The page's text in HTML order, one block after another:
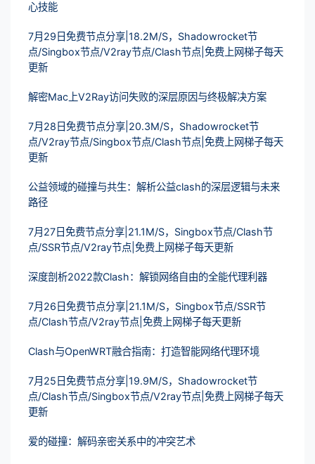
心技能
7月29日免费节点分享|18.2M/S，Shadowrocket节
点/Singbox节点/V2ray节点/Clash节点|免费上网梯子每天
更新
解密Mac上V2Ray访问失败的深层原因与终极解决方案
7月28日免费节点分享|20.3M/S，Shadowrocket节
点/V2ray节点/Singbox节点/Clash节点|免费上网梯子每天
更新
公益领域的碰撞与共生：解析公益clash的深层逻辑与未来
路径
7月27日免费节点分享|21.1M/S，Singbox节点/Clash节
点/SSR节点/V2ray节点|免费上网梯子每天更新
深度剖析2022款Clash：解锁网络自由的全能代理利器
7月26日免费节点分享|21.1M/S，Singbox节点/SSR节
点/Clash节点/V2ray节点|免费上网梯子每天更新
Clash与OpenWRT融合指南：打造智能网络代理环境
7月25日免费节点分享|19.9M/S，Shadowrocket节
点/Clash节点/Singbox节点/V2ray节点|免费上网梯子每天
更新
爱的碰撞：解码亲密关系中的冲突艺术